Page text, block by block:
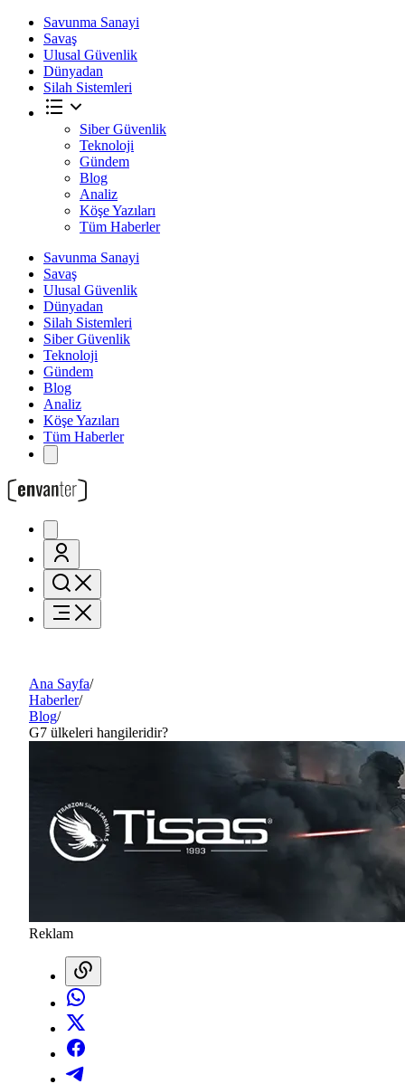
Savunma Sanayi
Savaş
Ulusal Güvenlik
Dünyadan
Silah Sistemleri
Siber Güvenlik
Teknoloji
Gündem
Blog
Analiz
Köşe Yazıları
Tüm Haberler
Savunma Sanayi
Savaş
Ulusal Güvenlik
Dünyadan
Silah Sistemleri
Siber Güvenlik
Teknoloji
Gündem
Blog
Analiz
Köşe Yazıları
Tüm Haberler
Ana Sayfa/
Haberler/
Blog/
G7 ülkeleri hangileridir?
Reklam